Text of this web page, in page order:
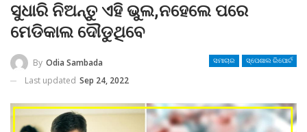
ସୁଧାରି ନିଅନ୍ତୁ ଏହି ଭୁଲ,ନହେଲେ ପରେ
ମେଡିକାଲ ଦୌଡୁଥିବେ
ସମାଚାର ସ୍ପେଶାଲ ରିପୋର୍ଟ
By Odia Sambada
Last updated Sep 24, 2022